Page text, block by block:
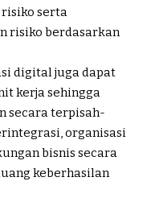
serta
risiko berdasarkan
digital juga dapat
kerja sehingga
secara terpisah-
organisasi
bisnis secara
keberhasilan